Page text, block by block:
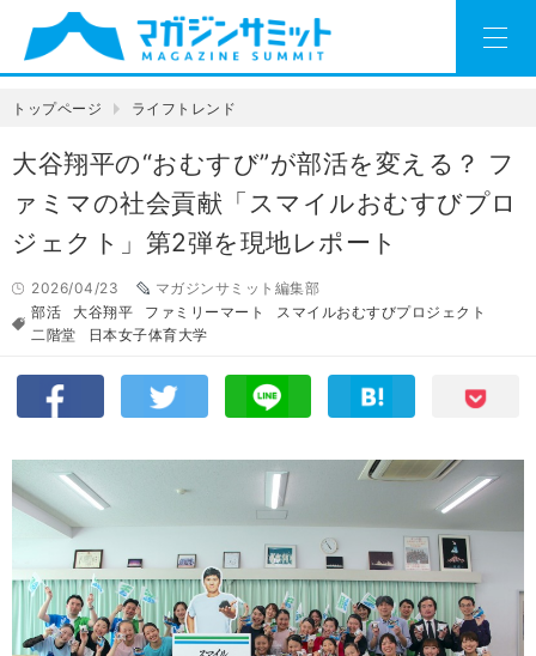
トップページ ライフトレンド
大谷翔平の“おむすび”が部活を変える？ フ
ァミマの社会貢献「スマイルおむすびプロ
ジェクト」第2弾を現地レポート
2026/04/23
マガジンサミット編集部
部活
大谷翔平 ファミリーマート
スマイルおむすびプロジェクト
二階堂
日本女子体育大学